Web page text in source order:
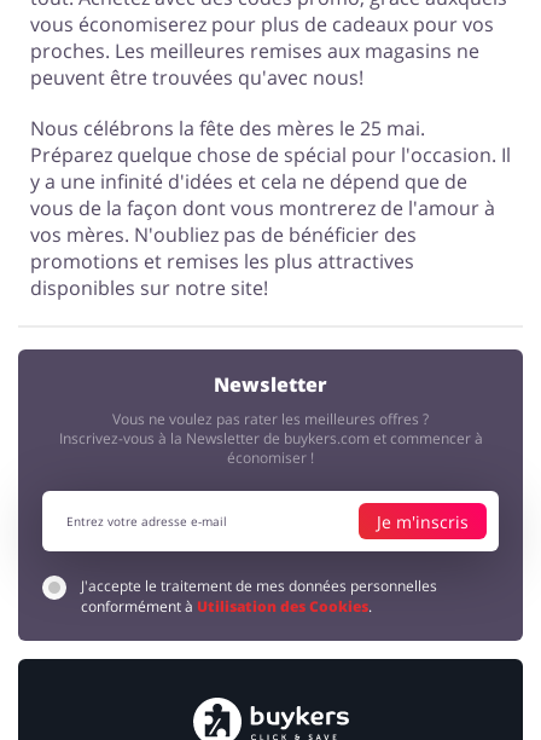
vous économiserez pour plus de cadeaux pour vos
proches. Les meilleures remises aux magasins ne
peuvent être trouvées qu'avec nous!
Nous célébrons la fête des mères le 25 mai.
Préparez quelque chose de spécial pour l'occasion. Il
y a une infinité d'idées et cela ne dépend que de
vous de la façon dont vous montrerez de l'amour à
vos mères. N'oubliez pas de bénéficier des
promotions et remises les plus attractives
disponibles sur notre site!
Newsletter
Vous ne voulez pas rater les meilleures offres ?
Inscrivez-vous à la Newsletter de buykers.com et commencer à
économiser !
Je m'inscris
J'accepte le traitement de mes données personnelles
conformément à Utilisation des Cookies.